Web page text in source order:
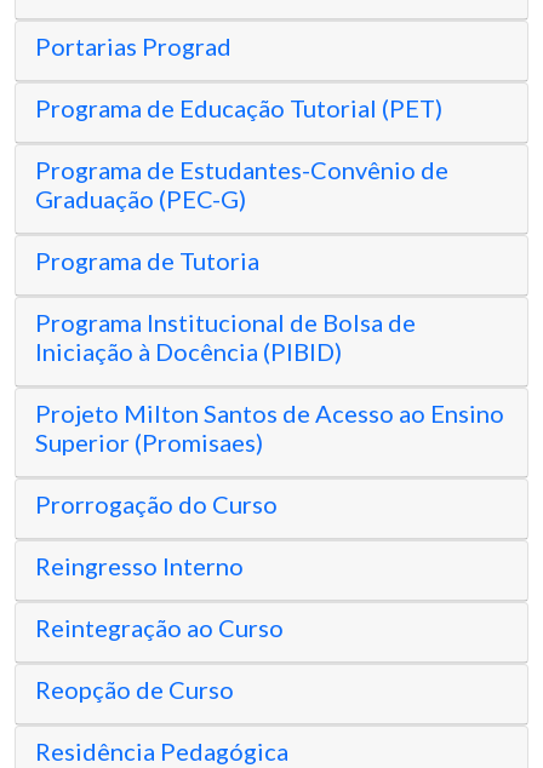
Portarias Prograd
Programa de Educação Tutorial (PET)
Programa de Estudantes-Convênio de
Graduação (PEC-G)
Programa de Tutoria
Programa Institucional de Bolsa de
Iniciação à Docência (PIBID)
Projeto Milton Santos de Acesso ao Ensino
Superior (Promisaes)
Prorrogação do Curso
Reingresso Interno
Reintegração ao Curso
Reopção de Curso
Residência Pedagógica